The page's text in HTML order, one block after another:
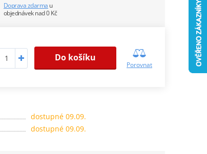
Doprava zdarma u
objednávek nad 0 Kč
Do košíku
Porovnat
dostupné 09.09.
dostupné 09.09.